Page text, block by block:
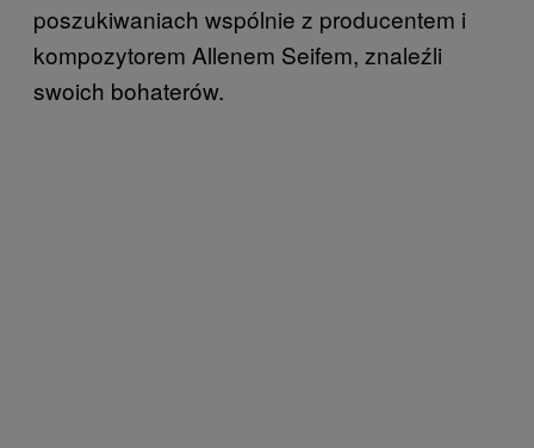
poszukiwaniach wspólnie z producentem i
kompozytorem Allenem Seifem, znaleźli
swoich bohaterów.